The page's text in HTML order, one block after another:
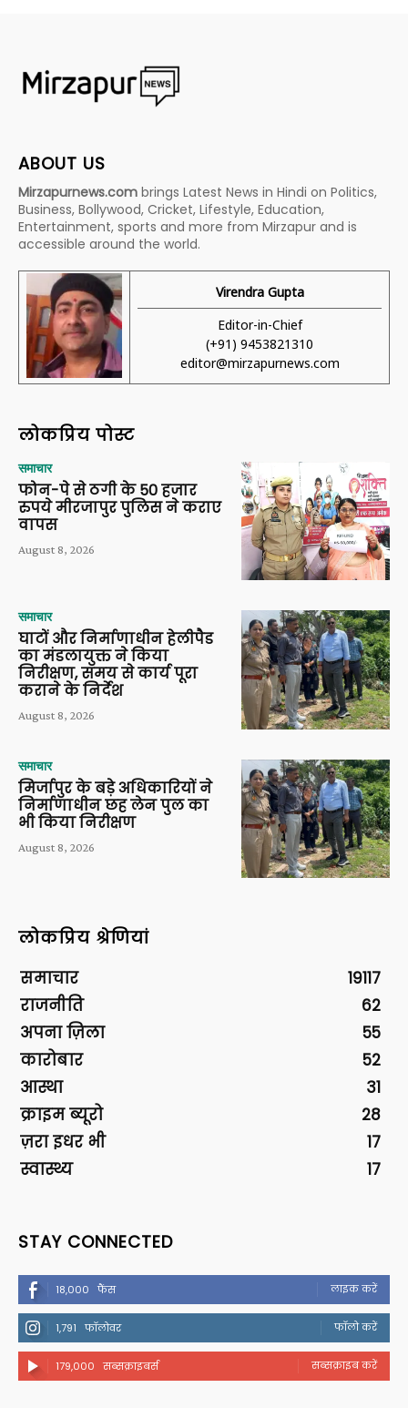
ABOUT US
Mirzapurnews.com brings Latest News in Hindi on Politics,
Business, Bollywood, Cricket, Lifestyle, Education,
Entertainment, sports and more from Mirzapur and is
accessible around the world.
Virendra Gupta
Editor-in-Chief
(+91) 9453821310
editor@mirzapurnews.com
लोकप्रिय पोस्ट
समाचार
फोन-पे से ठगी के 50 हजार
रुपये मीरजापुर पुलिस ने कराए
वापस
August 8, 2026
समाचार
घाटों और निर्माणाधीन हेलीपैड
का मंडलायुक्त ने किया
निरीक्षण, समय से कार्य पूरा
कराने के निर्देश
August 8, 2026
समाचार
मिर्जापुर के बड़े अधिकारियों ने
निर्माणाधीन छह लेन पुल का
भी किया निरीक्षण
August 8, 2026
लोकप्रिय श्रेणियां
समाचार
19117
राजनीति
62
अपना ज़िला
55
कारोबार
52
आस्था
31
क्राइम ब्यूरो
28
ज़रा इधर भी
17
स्वास्थ्य
17
STAY CONNECTED
18,000 फैंस लाइक करें
1,791 फॉलोवर फॉलो करें
179,000 सब्सक्राइबर्स सब्सक्राइब करें